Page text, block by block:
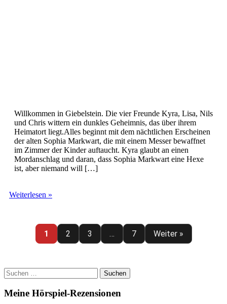
Willkommen in Giebelstein. Die vier Freunde Kyra, Lisa, Nils
und Chris wittern ein dunkles Geheimnis, das über ihrem
Heimatort liegt.Alles beginnt mit dem nächtlichen Erscheinen
der alten Sophia Markwart, die mit einem Messer bewaffnet
im Zimmer der Kinder auftaucht. Kyra glaubt an einen
Mordanschlag und daran, dass Sophia Markwart eine Hexe
ist, aber niemand will […]
Weiterlesen »
1 2 3 … 7 Weiter »
Suchen
nach:
Meine Hörspiel-Rezensionen